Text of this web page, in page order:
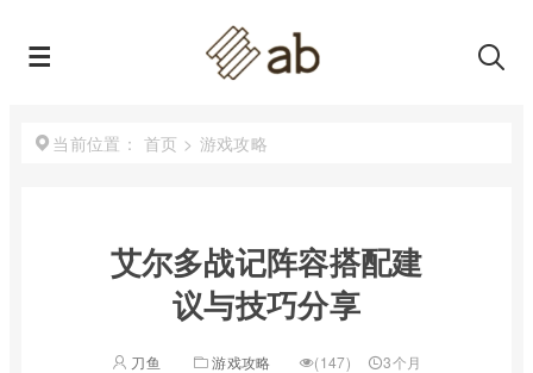
当前位置： 首页 > 游戏攻略
艾尔多战记阵容搭配建
议与技巧分享
刀鱼 游戏攻略 (147)
3个月